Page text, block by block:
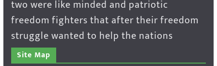
two were like minded and patriotic
freedom fighters that after their freedom
struggle wanted to help the nations
Site Map